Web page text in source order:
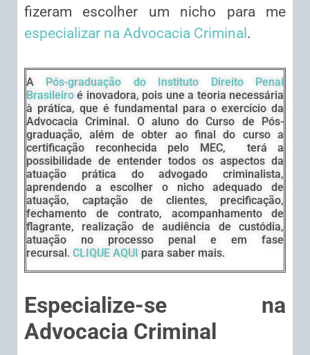
fizeram escolher um nicho para me
especializar na Advocacia Criminal .
A
Pós-graduação do Instituto Direito Penal
Brasileiro é inovadora, pois une a teoria necessária
à prática, que é fundamental para o exercício da
Advocacia Criminal. O aluno do Curso de Pós-
graduação, além de obter ao final do curso a
certificação reconhecida pelo MEC, terá a
possibilidade de entender todos os aspectos da
atuação prática do advogado criminalista,
aprendendo a escolher o nicho adequado de
atuação, captação de clientes, precificação,
fechamento de contrato, acompanhamento de
flagrante, realização de audiência de custódia,
atuação no processo penal e em fase
recursal. CLIQUE AQUI para saber mais.
Especialize-se na
Advocacia Criminal